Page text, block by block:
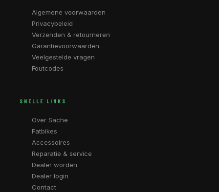
Algemene voorwaarden
Privacybeleid
Verzenden & retourneren
Garantievoorwaarden
Veelgestelde vragen
Foutcodes
SNELLE LINKS
Over Sache
Fatbikes
Accessoires
Reparatie & service
Dealer worden
Dealer login
Contact